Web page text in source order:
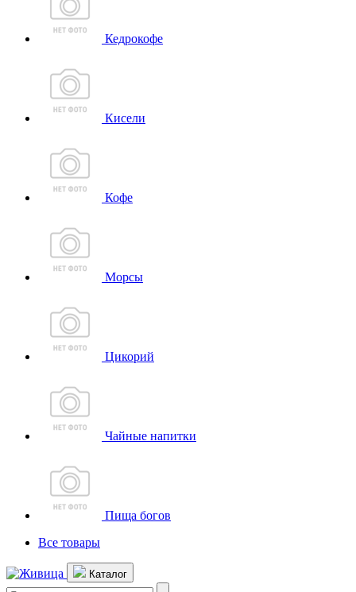
Кедрокофе
Кисели
Кофе
Морсы
Цикорий
Чайные напитки
Пища богов
Все товары
Каталог